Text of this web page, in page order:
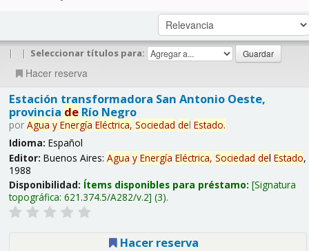
| | Seleccionar títulos para:
Hacer reserva
Estación transformadora San Antonio Oeste,
provincia deRío Negro
por Agua y Energía Eléctrica, Sociedad del Estado.
Idioma: Español
Editor: Buenos Aires: Agua y Energía Eléctrica, Sociedad del Estado,
1988
Disponibilidad: Ítems disponibles para préstamo: Signatura
topográfica: 621.374.5/A282/v.2 (3).
Hacer reserva